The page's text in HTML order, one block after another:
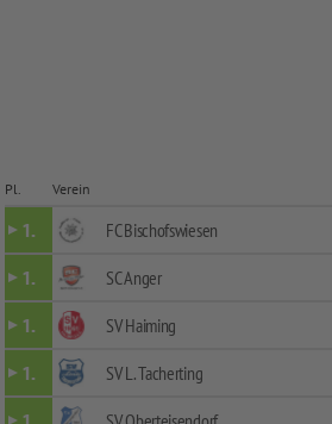
Pl. Verein
1. FC Bischofswiesen
1.
SC Anger
1.
SV Haiming
1.
SV L. Tacherting